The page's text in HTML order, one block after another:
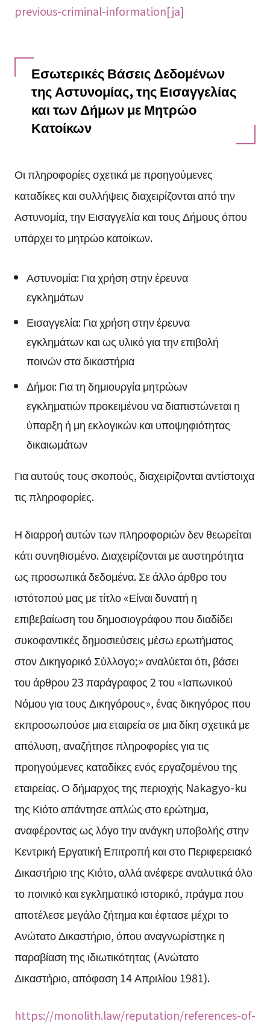
previous-criminal-information[ja]
Εσωτερικές Βάσεις Δεδομένων
της Αστυνομίας, της Εισαγγελίας
και των Δήμων με Μητρώο
Κατοίκων
Οι πληροφορίες σχετικά με προηγούμενες
καταδίκες και συλλήψεις διαχειρίζονται από την
Αστυνομία, την Εισαγγελία και τους Δήμους όπου
υπάρχει το μητρώο κατοίκων.
Αστυνομία: Για χρήση στην έρευνα
εγκλημάτων
Εισαγγελία: Για χρήση στην έρευνα
εγκλημάτων και ως υλικό για την επιβολή
ποινών στα δικαστήρια
Δήμοι: Για τη δημιουργία μητρώων
εγκληματιών προκειμένου να διαπιστώνεται η
ύπαρξη ή μη εκλογικών και υποψηφιότητας
δικαιωμάτων
Για αυτούς τους σκοπούς, διαχειρίζονται αντίστοιχα
τις πληροφορίες.
Η διαρροή αυτών των πληροφοριών δεν θεωρείται
κάτι συνηθισμένο. Διαχειρίζονται με αυστηρότητα
ως προσωπικά δεδομένα. Σε άλλο άρθρο του
ιστότοπού μας με τίτλο «Είναι δυνατή η
επιβεβαίωση του δημοσιογράφου που διαδίδει
συκοφαντικές δημοσιεύσεις μέσω ερωτήματος
στον Δικηγορικό Σύλλογο;» αναλύεται ότι, βάσει
του άρθρου 23 παράγραφος 2 του «Ιαπωνικού
Νόμου για τους Δικηγόρους», ένας δικηγόρος που
εκπροσωπούσε μια εταιρεία σε μια δίκη σχετικά με
απόλυση, αναζήτησε πληροφορίες για τις
προηγούμενες καταδίκες ενός εργαζομένου της
εταιρείας. Ο δήμαρχος της περιοχής Nakagyo-ku
της Κιότο απάντησε απλώς στο ερώτημα,
αναφέροντας ως λόγο την ανάγκη υποβολής στην
Κεντρική Εργατική Επιτροπή και στο Περιφερειακό
Δικαστήριο της Κιότο, αλλά ανέφερε αναλυτικά όλο
το ποινικό και εγκληματικό ιστορικό, πράγμα που
αποτέλεσε μεγάλο ζήτημα και έφτασε μέχρι το
Ανώτατο Δικαστήριο, όπου αναγνωρίστηκε η
παραβίαση της ιδιωτικότητας (Ανώτατο
Δικαστήριο, απόφαση 14 Απριλίου 1981).
https://monolith.law/reputation/references-of-